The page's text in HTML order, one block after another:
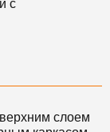
с
слоем